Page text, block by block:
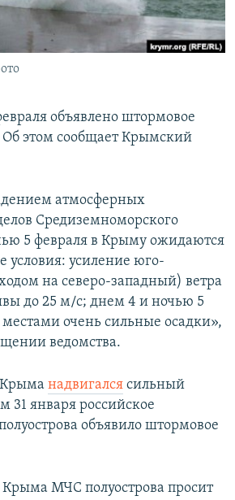
объявлено штормовое
этом сообщает Крымский
атмосферных
Средиземноморского
5 февраля в Крыму ожидаются
условия: усиление юго-
на северо-западный) ветра
до 25 м/с; днем 4 и ночью 5
очень сильные осадки»,
ведомства.
надвигался сильный
31 января российское
объявило штормовое
МЧС полуострова просит